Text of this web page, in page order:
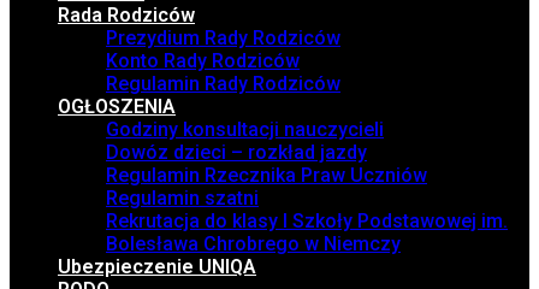
Rada Rodziców
Prezydium Rady Rodziców
Konto Rady Rodziców
Regulamin Rady Rodziców
OGŁOSZENIA
Godziny konsultacji nauczycieli
Dowóz dzieci – rozkład jazdy
Regulamin Rzecznika Praw Uczniów
Regulamin szatni
Rekrutacja do klasy I Szkoły Podstawowej im.
Bolesława Chrobrego w Niemczy
Ubezpieczenie UNIQA